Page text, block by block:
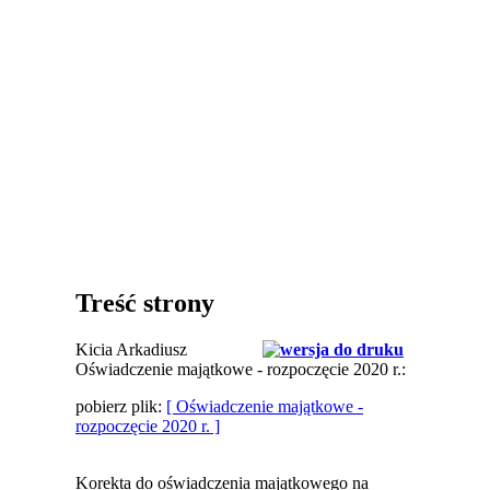
Treść strony
Kicia Arkadiusz
Oświadczenie majątkowe - rozpoczęcie 2020 r.:
pobierz plik: [ Oświadczenie majątkowe -
rozpoczęcie 2020 r. ]
Korekta do oświadczenia majątkowego na